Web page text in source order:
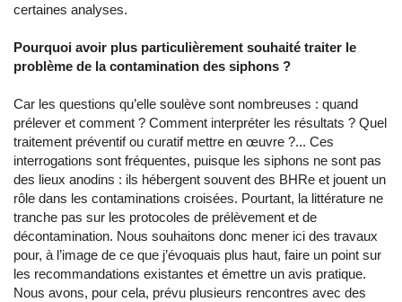
certaines analyses.
Pourquoi avoir plus particulièrement souhaité traiter le
problème de la contamination des siphons ?
Car les questions qu’elle soulève sont nombreuses : quand
prélever et comment ? Comment interpréter les résultats ? Quel
traitement préventif ou curatif mettre en œuvre ?... Ces
interrogations sont fréquentes, puisque les siphons ne sont pas
des lieux anodins : ils hébergent souvent des BHRe et jouent un
rôle dans les contaminations croisées. Pourtant, la littérature ne
tranche pas sur les protocoles de prélèvement et de
décontamination. Nous souhaitons donc mener ici des travaux
pour, à l’image de ce que j’évoquais plus haut, faire un point sur
les recommandations existantes et émettre un avis pratique.
Nous avons, pour cela, prévu plusieurs rencontres avec des